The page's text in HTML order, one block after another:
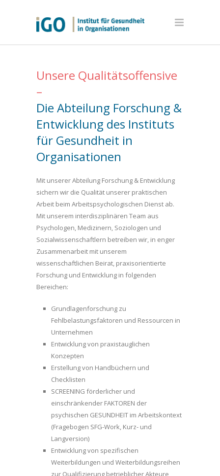
Unsere Qualitätsoffensive
–
Die Abteilung Forschung &
Entwicklung des Instituts
für Gesundheit in
Organisationen
Mit unserer Abteilung Forschung & Entwicklung
sichern wir die Qualität unserer praktischen
Arbeit beim Arbeitspsychologischen Dienst ab.
Mit unserem interdisziplinären Team aus
Psychologen, Medizinern, Soziologen und
Sozialwissenschaftlern betreiben wir, in enger
Zusammenarbeit mit unserem
wissenschaftlichen Beirat, praxisorientierte
Forschung und Entwicklung in folgenden
Bereichen:
Grundlagenforschung zu
Fehlbelastungsfaktoren und Ressourcen in
Unternehmen
Entwicklung von praxistauglichen
Konzepten
Erstellung von Handbüchern und
Checklisten
SCREENING förderlicher und
einschränkender FAKTOREN der
psychischen GESUNDHEIT im Arbeitskontext
(Fragebogen SFG-Work, Kurz- und
Langversion)
Entwicklung von spezifischen
Weiterbildungen und Weiterbildungsreihen
zur Qualifizierung betrieblicher Akteure